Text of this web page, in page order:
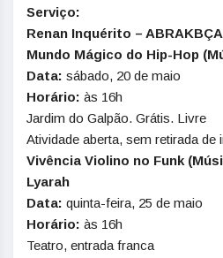
Serviço:
Renan Inquérito –
Mundo Mágico do Hip-Hop
Data: sábado, 20 de maio
Horário: às 16h
Jardim do Galpão. Grátis. Livre
Atividade aberta, sem retirada de
Vivência Violino no Funk
Lyarah
Data: quinta-feira, 25 de maio
Horário: às 16h
Teatro, entrada franca